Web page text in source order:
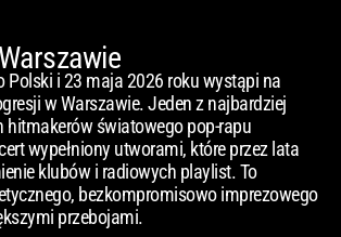
Polski i 23 maja 2026 roku wystąpi na
w Warszawie. Jeden z najbardziej
hitmakerów światowego pop-rapu
wypełniony utworami, które przez lata
klubów i radiowych playlist. To
bezkompromisowo imprezowego
przebojami.